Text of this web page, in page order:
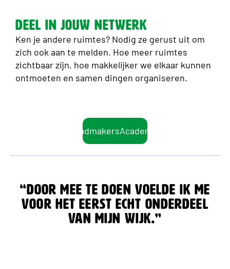
Deel in jouw netwerk
Ken je andere ruimtes? Nodig ze gerust uit om
zich ook aan te melden. Hoe meer ruimtes
zichtbaar zijn, hoe makkelijker we elkaar kunnen
ontmoeten en samen dingen organiseren.
StadmakersAcademie
“Door mee te doen voelde ik me
voor het eerst echt onderdeel
van mijn wijk.”